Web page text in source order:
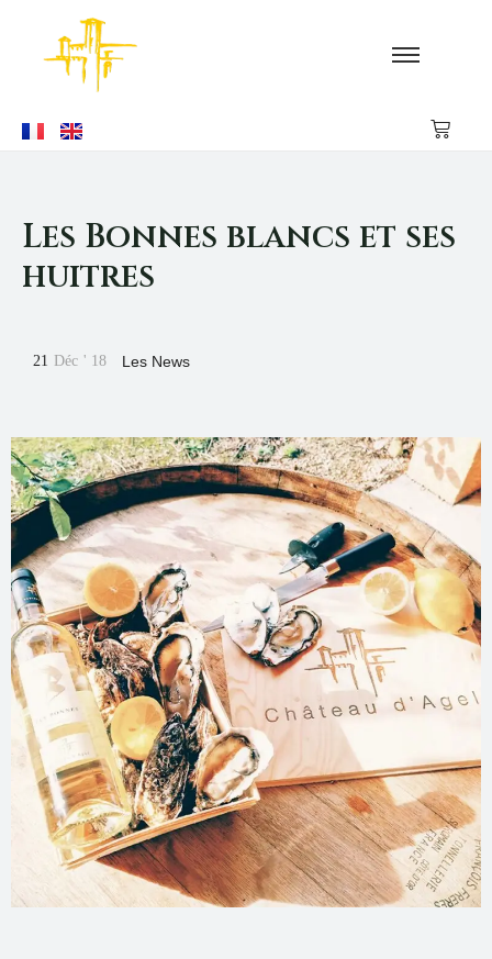
Les Bonnes blancs et ses
huitres
21 Déc ' 18 Les News